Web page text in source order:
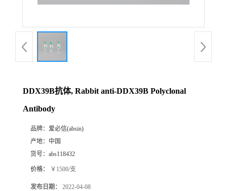
DDX39B抗体, Rabbit anti-DDX39B Polyclonal
Antibody
品牌： 爱必信(absin)
产地： 中国
货号： abs118432
价格： ￥1500/支
发布日期： 2022-04-08